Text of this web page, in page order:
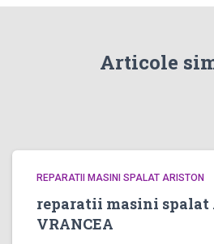
Articole
REPARATII MASINI SPALAT ARISTON
reparatii masini spalat
VRANCEA